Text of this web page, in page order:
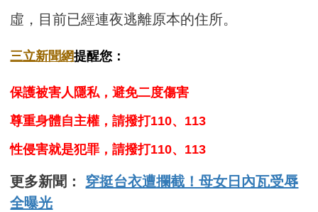
虛，目前已經連夜逃離原本的住所。
三立新聞網提醒您：
保護被害人隱私，避免二度傷害
尊重身體自主權，請撥打110、113
性侵害就是犯罪，請撥打110、113
更多新聞：穿挺台衣遭攔截！母女日內瓦受辱
全曝光